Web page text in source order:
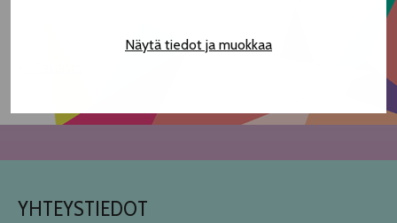
Näytä tiedot ja muokkaa
YHTEYSTIEDOT